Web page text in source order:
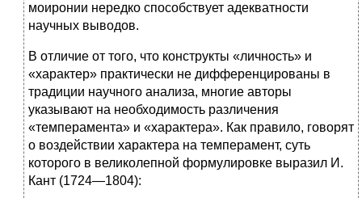
моиронии нередко способствует адекватности
научных выводов.
В отличие от того, что конструкты «личность» и
«характер» практически не дифференцированы в
традиции научного анализа, многие авторы
указывают на необходимость различения
«темперамента» и «характера». Как правило, говорят
о воздействии характера на темперамент, суть
которого в великолепной формулировке выразил И.
Кант (1724—1804):